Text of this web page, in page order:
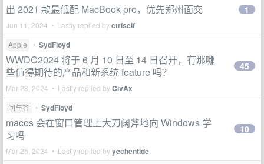
出 2021 款最低配 MacBook pro，优先郑州面交
Jun 11, 2024 • Lastly replied byctrlself
1
Apple • SydFloyd
WWDC2024 将于 6 月 10 日至 14 日召开，有那哪
些值得期待的产品和新系统 feature 吗？
Mar 28, 2024 • Lastly replied byCivAx
45
问与答 • SydFloyd
macos 会在窗口管理上大刀阔斧地向 Windows 学
习吗
Mar 25, 2024 • Lastly replied byyechentide
10